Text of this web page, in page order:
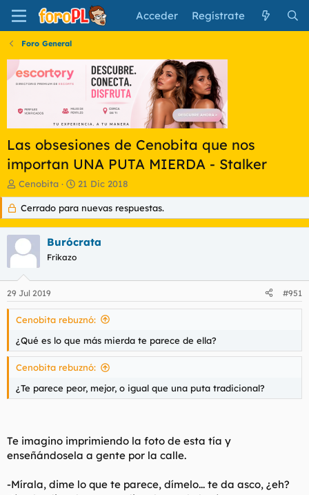
Acceder Regístrate
Foro General
Las obsesiones de Cenobita que nos
importan UNA PUTA MIERDA - Stalker
I
n
c
i
d
r
d
e
l
e
m
a
Cenobita
F
e
c
h
d
n
c
i
21 Dic 2018
Cerrado para nuevas respuestas.
Burócrata
Frikazo
29 Jul 2019 #951
Cenobita rebuznó:
¿Qué es lo que más mierda te parece de ella?
Cenobita rebuznó:
¿Te parece peor, mejor, o igual que una puta tradicional?
Te imagino imprimiendo la foto de esta tía y
enseñándosela a gente por la calle.
-Mírala, dime lo que te parece, dímelo... te da asco, ¿eh?